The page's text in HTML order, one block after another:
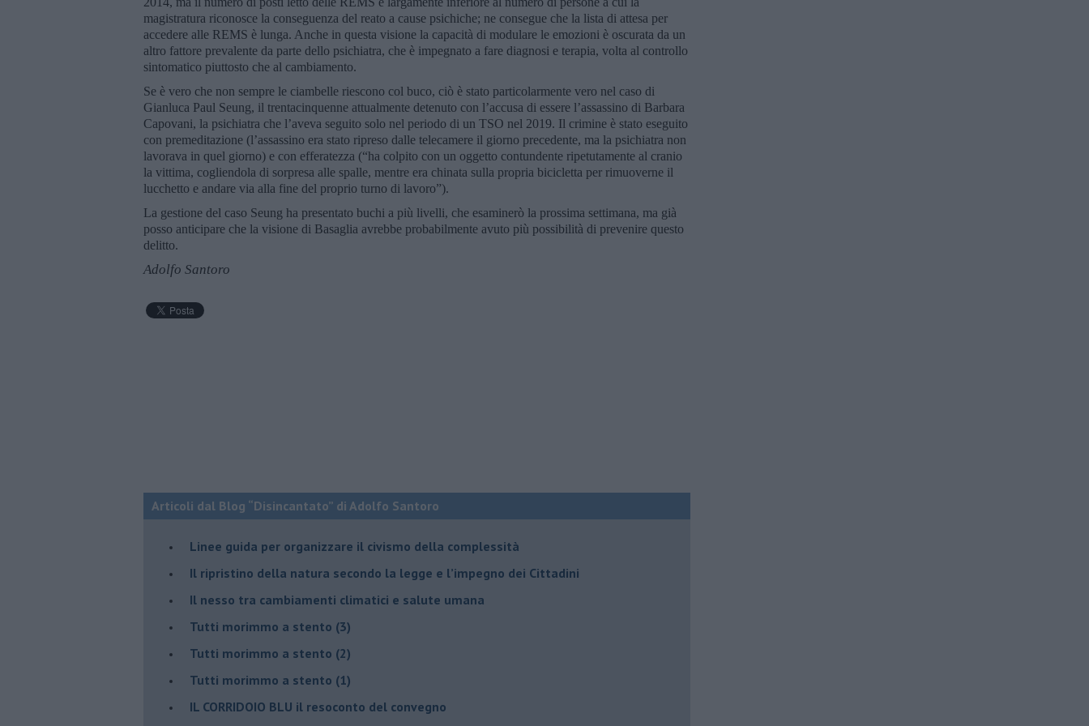
magistratura riconosce la conseguenza del reato a cause psichiche; ne consegue che la lista di attesa per
accedere alle REMS è lunga. Anche in questa visione la capacità di modulare le emozioni è oscurata da un
altro fattore prevalente da parte dello psichiatra, che è impegnato a fare diagnosi e terapia, volta al controllo
sintomatico piuttosto che al cambiamento.
Se è vero che non sempre le ciambelle riescono col buco, ciò è stato particolarmente vero nel caso di
Gianluca Paul Seung, il trentacinquenne attualmente detenuto con l’accusa di essere l’assassino di Barbara
Capovani, la psichiatra che l’aveva seguito solo nel periodo di un TSO nel 2019. Il crimine è stato eseguito
con premeditazione (l’assassino era stato ripreso dalle telecamere il giorno precedente, ma la psichiatra non
lavorava in quel giorno) e con efferatezza (“ha colpito con un oggetto contundente ripetutamente al cranio
la vittima, cogliendola di sorpresa alle spalle, mentre era chinata sulla propria bicicletta per rimuoverne il
lucchetto e andare via alla fine del proprio turno di lavoro”).
La gestione del caso Seung ha presentato buchi a più livelli, che esaminerò la prossima settimana, ma già
posso anticipare che la visione di Basaglia avrebbe probabilmente avuto più possibilità di prevenire questo
delitto.
Adolfo Santoro
Articoli dal Blog “Disincantato” di Adolfo Santoro
​Linee guida per organizzare il civismo della complessità
​Il ripristino della natura secondo la legge e l’impegno dei Cittadini
Il nesso tra cambiamenti climatici e salute umana
Tutti morimmo a stento (3)
Tutti morimmo a stento (2)
​Tutti morimmo a stento (1)
IL CORRIDOIO BLU il resoconto del convegno